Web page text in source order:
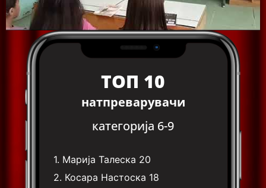
ТОП 10
натпреварувачи
категорија 6-9
1. Марија Талеска 20
2. Косара Настоска 18